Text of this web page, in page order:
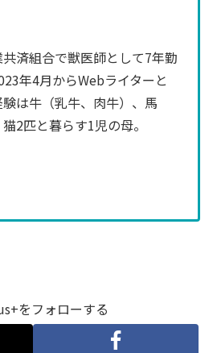
共済組合で獣医師として7年勤
年4月からWebライターと
は牛（乳牛、肉牛）、馬
2匹と暮らす1児の母。
をフォローする